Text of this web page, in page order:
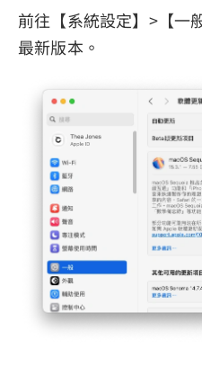
前往【系統設定】>【一
最新版本。